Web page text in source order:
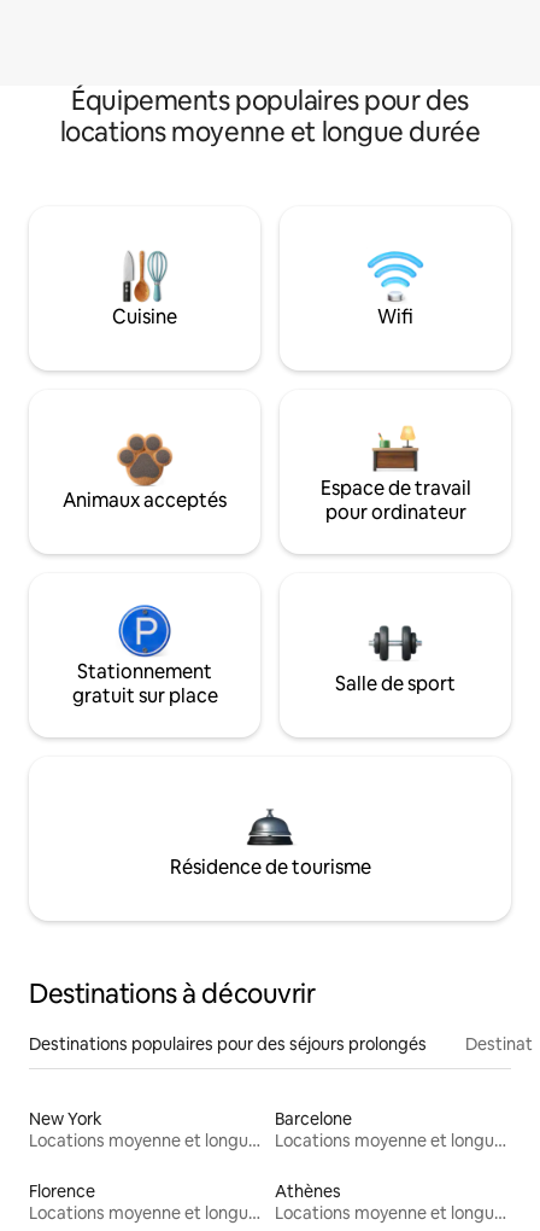
Équipements populaires pour des
locations moyenne et longue durée
Cuisine Wifi
Animaux acceptés
Espace de travail
pour ordinateur
Stationnement
gratuit sur place
Salle de sport
Résidence de tourisme
Destinations à découvrir
Destinations populaires pour des séjours prolongés
New York
Locations moyenne et longue durée
Barcelone
Locations moyenne et longue durée
Florence
Locations moyenne et longue durée
Athènes
Locations moyenne et longue durée